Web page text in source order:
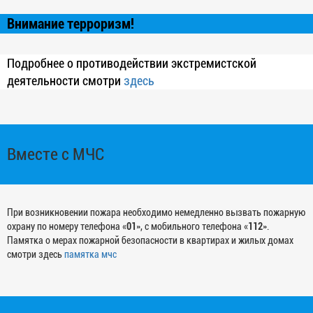
Внимание терроризм!
Подробнее о противодействии экстремистской
деятельности смотри здесь
Вместе с МЧС
При возникновении пожара необходимо немедленно вызвать пожарную
охрану по номеру телефона «01 », с мобильного телефона «112».
Памятка о мерах пожарной безопасности в квартирах и жилых домах
смотри здесьпамятка мчс